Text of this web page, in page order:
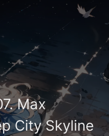
Max
City Skyline